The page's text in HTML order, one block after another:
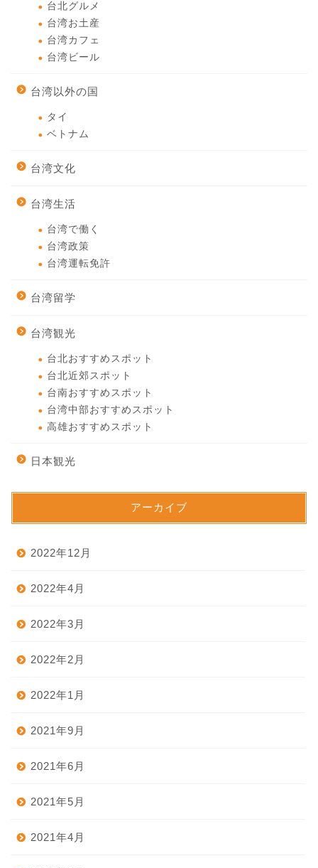
台北グルメ
台湾お土産
台湾カフェ
台湾ビール
台湾以外の国
タイ
ベトナム
台湾文化
台湾生活
台湾で働く
台湾政策
台湾運転免許
台湾留学
台湾観光
台北おすすめスポット
台北近郊スポット
台南おすすめスポット
台湾中部おすすめスポット
高雄おすすめスポット
日本観光
アーカイブ
2022年12月
2022年4月
2022年3月
2022年2月
2022年1月
2021年9月
2021年6月
2021年5月
2021年4月